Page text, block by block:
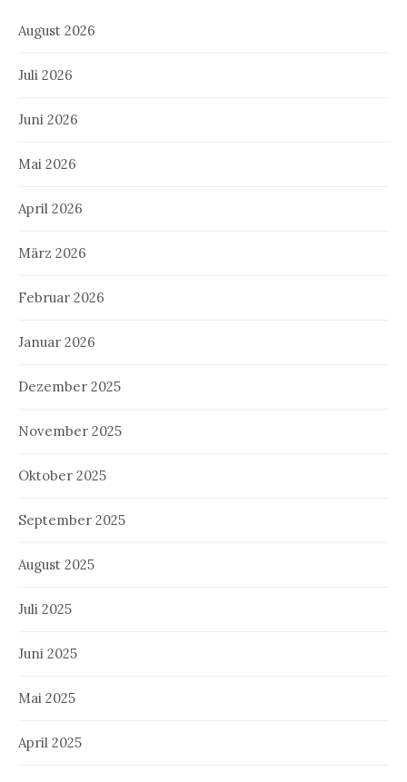
August 2026
Juli 2026
Juni 2026
Mai 2026
April 2026
März 2026
Februar 2026
Januar 2026
Dezember 2025
November 2025
Oktober 2025
September 2025
August 2025
Juli 2025
Juni 2025
Mai 2025
April 2025